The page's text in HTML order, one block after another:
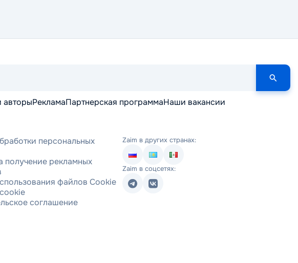
авторыРекламаПартнерская программаНаши вакансии
персональных
получение рекламных
файлов Cookie
соглашение
Zaim в других странах:
Zaim в соцсетях: